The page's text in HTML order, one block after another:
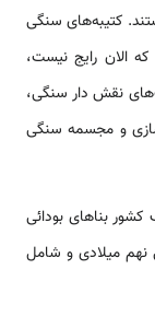
کتیبه‌های سنگی
الان رایج نیست،
نقش دار سنگی،
و مجسمه سنگی
کشور بناهای بودائی
میلادی و شامل